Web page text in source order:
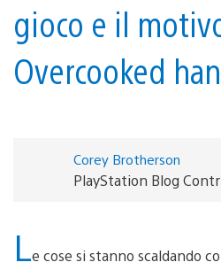
gioco e il
Overcooked
Corey Brotherson
PlayStation Blog
Le cose si stanno scaldando